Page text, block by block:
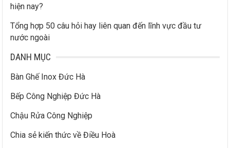
hiện nay?
Tổng hợp 50 câu hỏi hay liên quan đến lĩnh vực đầu tư
nước ngoài
DANH MỤC
Bàn Ghế Inox Đức Hà
Bếp Công Nghiệp Đức Hà
Chậu Rửa Công Nghiệp
Chia sẻ kiến thức về Điều Hoà